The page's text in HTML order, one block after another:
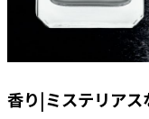
香り|ミステリアス